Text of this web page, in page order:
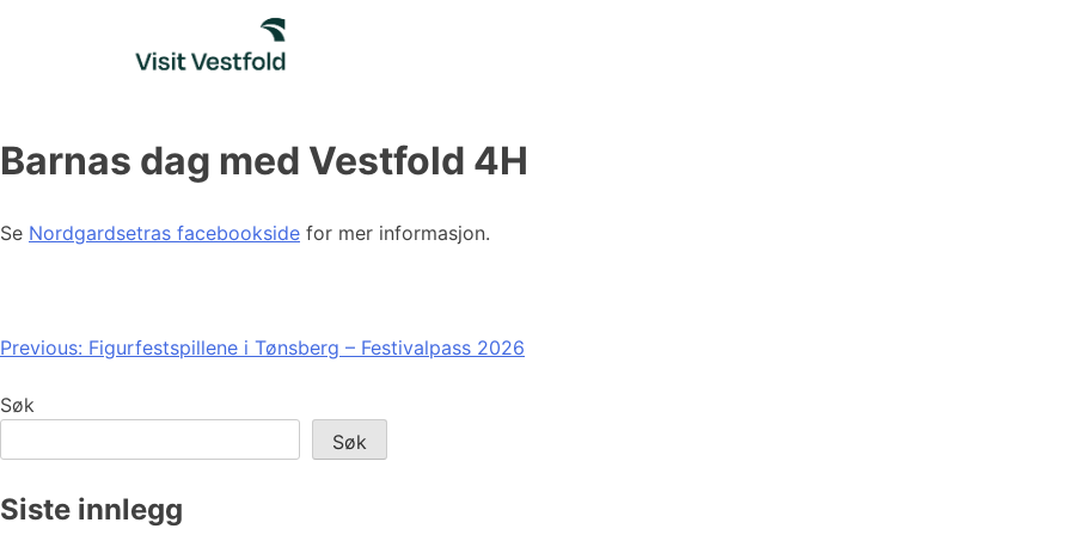
Barnas dag med Vestfold 4H
Se Nordgardsetras facebookside for mer informasjon.
Innleggsnavigasjon
Previous: Figurfestspillene i Tønsberg – Festivalpass 2026
Søk
Søk
Siste innlegg